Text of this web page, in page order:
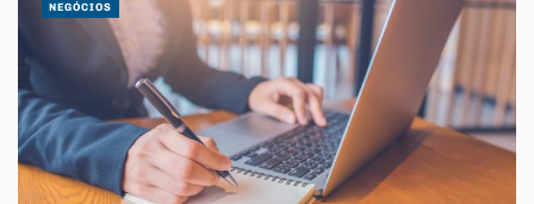
NEGÓCIOS